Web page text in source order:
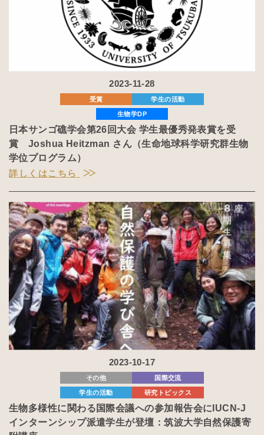
2023-11-28
受賞 学生の活動
生物学DP
日本サンゴ礁学会第26回大会 学生最優秀発表賞を受
賞 Joshua Heitzman さん（生命地球科学研究群生物
学位プログラム）
詳しくはこちら
2023-10-17
その他 国際交流
学生の活動 研究トピックス
生物多様性に関わる国際会議への参加報告会にIUCN-J
インターンシップ派遣学生が登壇：筑波大学自然保護寄